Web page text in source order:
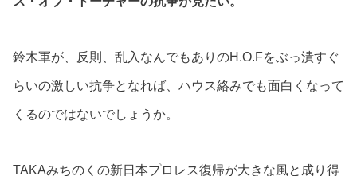
鈴木軍が、反則、乱入なんでもありのH.O.Fをぶっ潰すぐ
らいの激しい抗争となれば、ハウス絡みでも面白くなって
くるのではないでしょうか。
TAKAみちのくの新日本プロレス復帰が大きな風と成り得